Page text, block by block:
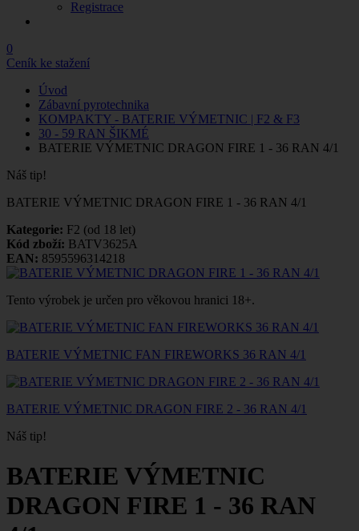
Registrace
0
Ceník ke stažení
Úvod
Zábavní pyrotechnika
KOMPAKTY - BATERIE VÝMETNIC | F2 & F3
30 - 59 RAN ŠIKMÉ
BATERIE VÝMETNIC DRAGON FIRE 1 - 36 RAN 4/1
Náš tip!
BATERIE VÝMETNIC DRAGON FIRE 1 - 36 RAN 4/1
Kategorie: F2 (od 18 let)
Kód zboží: BATV3625A
EAN: 8595596314218
Tento výrobek je určen pro věkovou hranici 18+.
BATERIE VÝMETNIC FAN FIREWORKS 36 RAN 4/1
BATERIE VÝMETNIC DRAGON FIRE 2 - 36 RAN 4/1
Náš tip!
BATERIE VÝMETNIC
DRAGON FIRE 1 - 36 RAN